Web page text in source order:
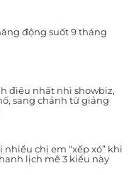
động suốt 9 tháng
điệu nhất nhì showbiz,
sang chảnh từ giảng
chị em “xếp xó” khi
lịch mê 3 kiểu này